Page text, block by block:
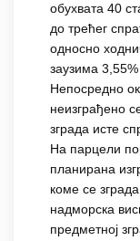
обухвата 40
до трећег
односно
заузима
Непосредно
неизграђено
зграда исте
На парцели
планирана
коме се
надморска
предметној